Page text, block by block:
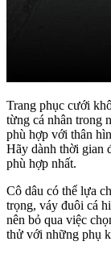
Trang phục cưới
từng cá nhân trong
phù hợp với thân
Hãy dành thời gian
phù hợp nhất.
Cô dâu có thể lựa
trọng, váy đuôi cá
nên bỏ qua việc
thử với những phụ